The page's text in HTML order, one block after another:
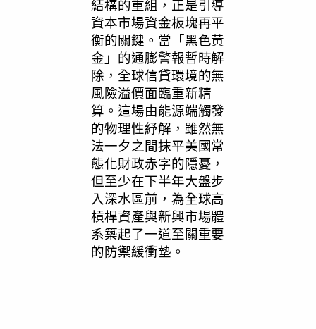
結構的重組，正是引導
資本市場資金板塊再平
衡的關鍵。當「黑色黃
金」的通膨警報暫時解
除，全球信貸環境的無
風險溢價面臨重新精
算。這場由能源端觸發
的物理性紓解，雖然無
法一夕之間抹平美國常
態化財政赤字的隱憂，
但至少在下半年大盤步
入深水區前，為全球高
槓桿資產與新興市場體
系築起了一道至關重要
的防禦緩衝墊。